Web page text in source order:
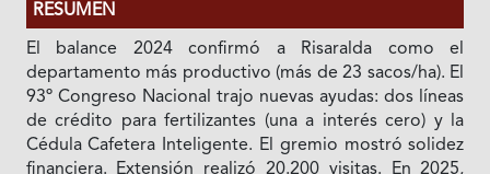
RESUMEN
El balance 2024 confirmó a Risaralda como el
departamento más productivo (más de 23 sacos/ha). El
93º Congreso Nacional trajo nuevas ayudas: dos líneas
de crédito para fertilizantes (una a interés cero) y la
Cédula Cafetera Inteligente. El gremio mostró solidez
financiera. Extensión realizó 20.200 visitas. En 2025,